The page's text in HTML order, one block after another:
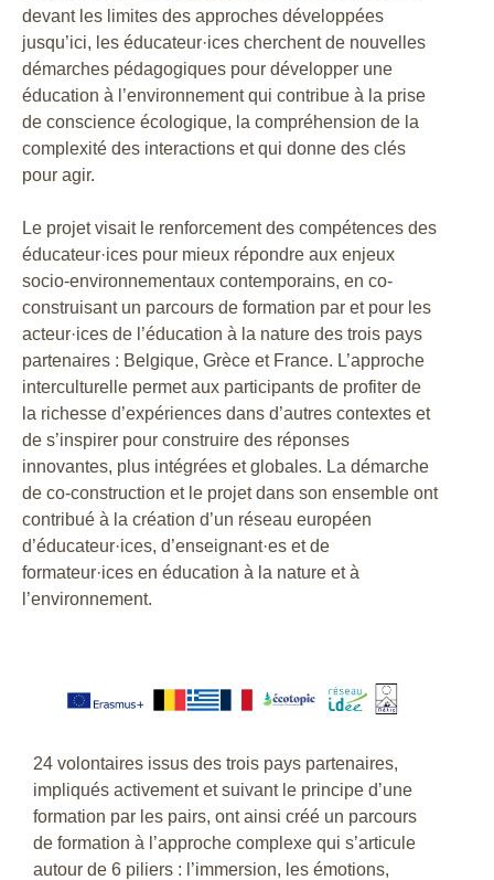
devant les limites des approches développées
jusqu’ici, les éducateur·ices cherchent de nouvelles
démarches pédagogiques pour développer une
éducation à l’environnement qui contribue à la prise
de conscience écologique, la compréhension de la
complexité des interactions et qui donne des clés
pour agir.
Le projet visait le renforcement des compétences des
éducateur·ices pour mieux répondre aux enjeux
socio-environnementaux contemporains, en co-
construisant un parcours de formation par et pour les
acteur·ices de l’éducation à la nature des trois pays
partenaires : Belgique, Grèce et France. L’approche
interculturelle permet aux participants de profiter de
la richesse d’expériences dans d’autres contextes et
de s’inspirer pour construire des réponses
innovantes, plus intégrées et globales. La démarche
de co-construction et le projet dans son ensemble ont
contribué à la création d’un réseau européen
d’éducateur·ices, d’enseignant·es et de
formateur·ices en éducation à la nature et à
l’environnement.
24 volontaires issus des trois pays partenaires,
impliqués activement et suivant le principe d’une
formation par les pairs, ont ainsi créé un parcours
de formation à l’approche complexe qui s’articule
autour de 6 piliers : l’immersion, les émotions,